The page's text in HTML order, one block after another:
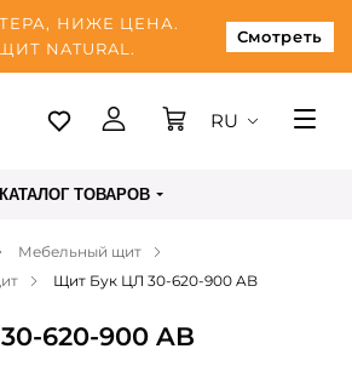
НИЖЕ ЦЕНА.
NATURAL.
Смотреть
RU
КАТАЛОГ ТОВАРОВ
Мебельный щит
Щит Бук ЦЛ 30-620-900 AB
620-900 AB